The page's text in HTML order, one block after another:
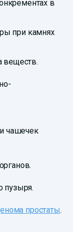
в
при камнях
веществ.
чашечек
пузыря.
простаты.